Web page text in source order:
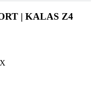
| KALAS Z4